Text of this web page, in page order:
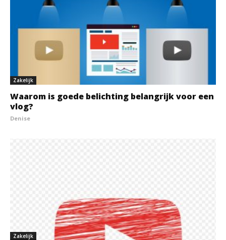
Zakelijk
Waarom is goede belichting belangrijk voor een
vlog?
Denise
Zakelijk